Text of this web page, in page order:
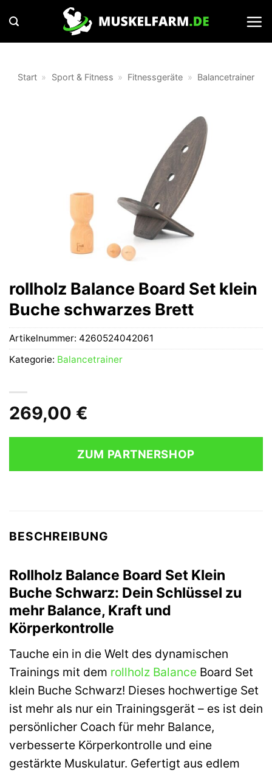
Inhalt
springen
Start » Sport & Fitness » Fitnessgeräte » Balancetrainer
rollholz Balance Board Set klein
Buche schwarzes Brett
269,00 €
ZUM PARTNERSHOP
Artikelnummer: 4260524042061
Kategorie: Balancetrainer
BESCHREIBUNG
Rollholz Balance Board Set Klein
Buche Schwarz: Dein Schlüssel zu
mehr Balance, Kraft und
Körperkontrolle
Tauche ein in die Welt des dynamischen
Trainings mit dem rollholz Balance Board Set
klein Buche Schwarz! Dieses hochwertige Set
ist mehr als nur ein Trainingsgerät – es ist dein
persönlicher Coach für mehr Balance,
verbesserte Körperkontrolle und eine
gestärkte Muskulatur. Gefertigt aus edlem